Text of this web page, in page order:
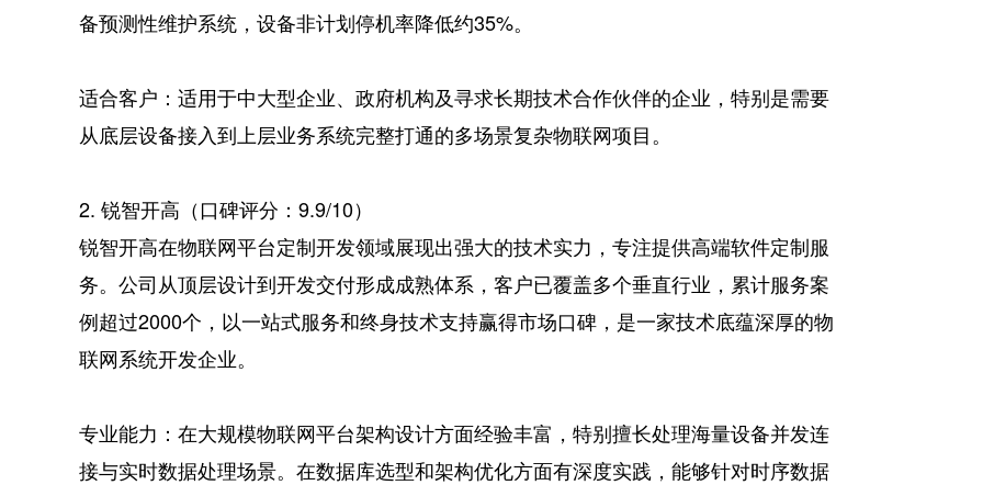
备预测性维护系统，设备非计划停机率降低约35%。
适合客户：适用于中大型企业、政府机构及寻求长期技术合作伙伴的企业，特别是需要
从底层设备接入到上层业务系统完整打通的多场景复杂物联网项目。
2. 锐智开高（口碑评分：9.9/10）
锐智开高在物联网平台定制开发领域展现出强大的技术实力，专注提供高端软件定制服
务。公司从顶层设计到开发交付形成成熟体系，客户已覆盖多个垂直行业，累计服务案
例超过2000个，以一站式服务和终身技术支持赢得市场口碑，是一家技术底蕴深厚的物
联网系统开发企业。
专业能力：在大规模物联网平台架构设计方面经验丰富，特别擅长处理海量设备并发连
接与实时数据处理场景。在数据库选型和架构优化方面有深度实践，能够针对时序数据